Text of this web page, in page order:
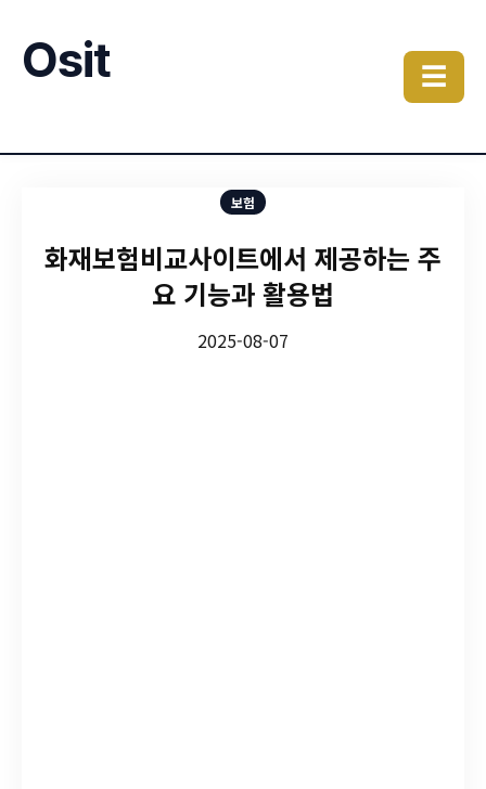
Osit ☰
보험
화재보험비교사이트에서 제공하는 주
요 기능과 활용법
2025-08-07